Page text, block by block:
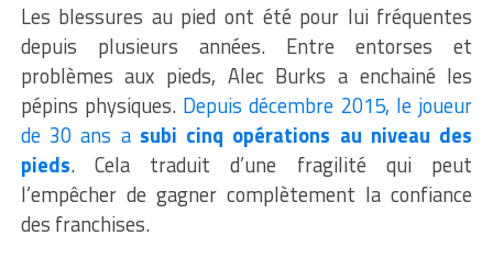
Les blessures au pied ont été pour lui fréquentes
depuis plusieurs années. Entre entorses et
problèmes aux pieds, Alec Burks a enchainé les
pépins physiques. Depuis décembre 2015, le joueur
de 30 ans a subi cinq opérations au niveau des
pieds. Cela traduit d’une fragilité qui peut
l’empêcher de gagner complètement la confiance
des franchises.